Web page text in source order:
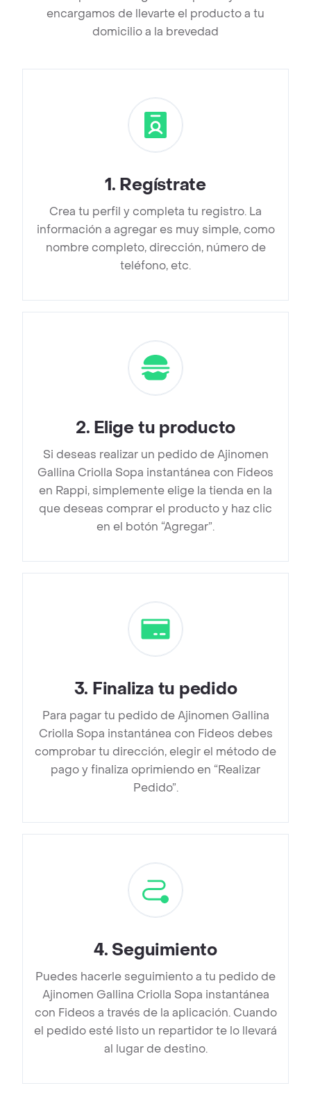
encargamos de llevarte el producto a tu
domicilio a la brevedad
1. Regístrate
Crea tu perfil y completa tu registro. La
información a agregar es muy simple, como
nombre completo, dirección, número de
teléfono, etc.
2. Elige tu producto
Si deseas realizar un pedido de Ajinomen
Gallina Criolla Sopa instantánea con Fideos
en Rappi, simplemente elige la tienda en la
que deseas comprar el producto y haz clic
en el botón “Agregar”.
3. Finaliza tu pedido
Para pagar tu pedido de Ajinomen Gallina
Criolla Sopa instantánea con Fideos debes
comprobar tu dirección, elegir el método de
pago y finaliza oprimiendo en “Realizar
Pedido”.
4. Seguimiento
Puedes hacerle seguimiento a tu pedido de
Ajinomen Gallina Criolla Sopa instantánea
con Fideos a través de la aplicación. Cuando
el pedido esté listo un repartidor te lo llevará
al lugar de destino.